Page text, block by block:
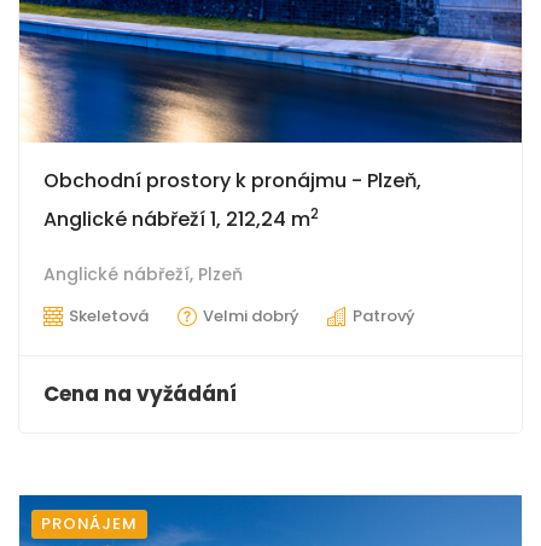
Obchodní prostory k pronájmu - Plzeň,
Anglické nábřeží 1, 212,24 m2
Anglické nábřeží, Plzeň
Skeletová Velmi dobrý Patrový
Cena na vyžádání
PRONÁJEM